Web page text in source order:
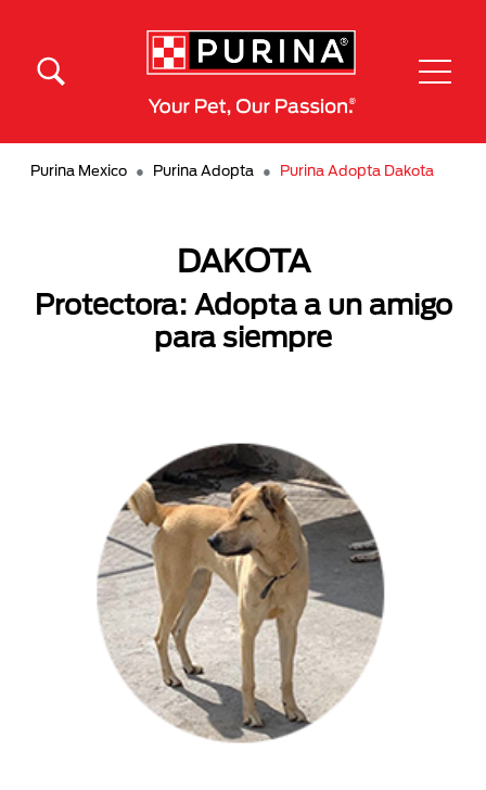
Purina Mexico Purina Adopta Purina Adopta Dakota
DAKOTA
Protectora: Adopta a un amigo
para siempre